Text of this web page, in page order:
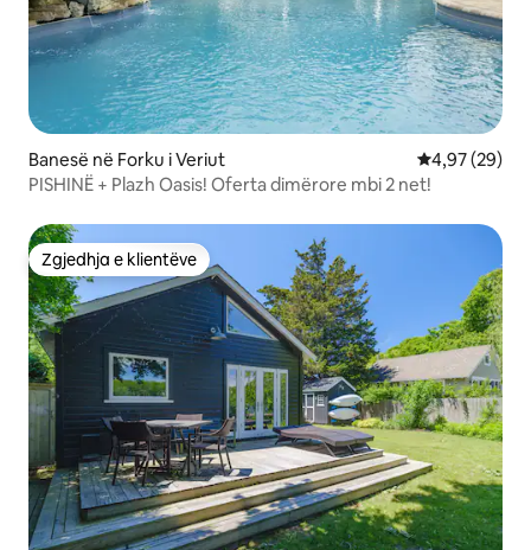
Banesë në Forku i Veriut Vlerësimi
4,97 (29)
PISHINË + Plazh Oasis! Oferta dimërore mbi 2 net!
Zgjedhja e klientëve
Zgjedhja e klientëve